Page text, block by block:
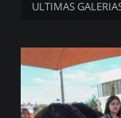
ULTIMAS